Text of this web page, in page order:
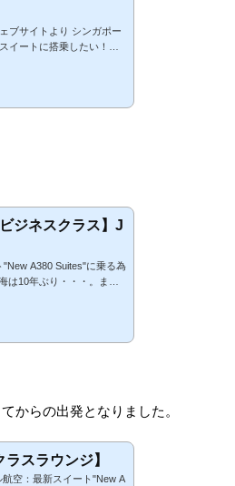
より シンガポー
イートに搭乗したい！と
のマイルは、アメックス
ジネスクラス】J
A380 Suites"に乗る為
10年ぶり・・・。まだ
今や羽田国際線はラウ
からの出発となりました。
スラウンジ】
空：最新スイート"New A